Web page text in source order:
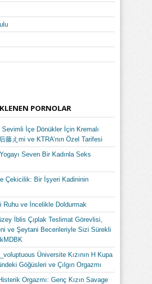
PORNOLAR
İçe Dönükler İçin Kremalı
藤えmi ve KTRA’nın Özel Tarifesi
Seven Bir Kadınla Seks
Çekicilik: Bir İşyeri Kadininin
Ruhu ve İncelikle Doldurmak
İblis Çıplak Teslimat Görevlisi,
ve Şeytani Becerileriyle Sizi Sürekli
Üniversite Kızının H Kupa
Göğüsleri ve Çılgın Orgazmı
Orgazmı: Genç Kızın Savage